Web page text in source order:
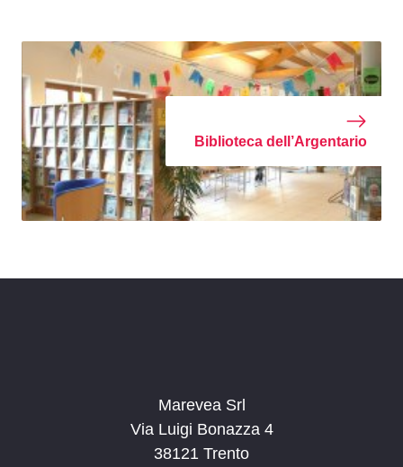
Biblioteca dell’Argentario
Marevea Srl
Via Luigi Bonazza 4
38121 Trento